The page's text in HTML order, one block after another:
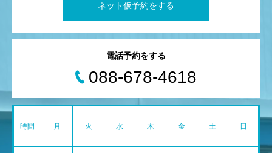
ネット仮予約をする
電話予約をする
088-678-4618
時間 月 火 水 木 金 土 日